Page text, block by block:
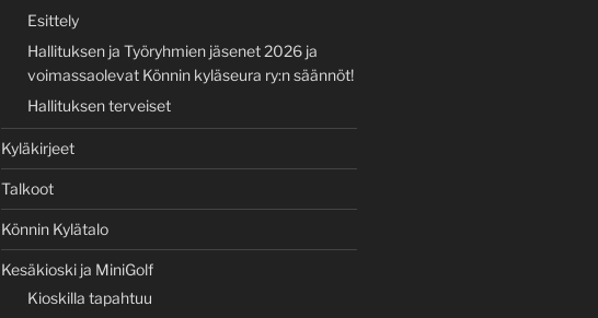
Esittely
Hallituksen ja Työryhmien jäsenet 2026 ja
voimassaolevat Könnin kyläseura ry:n säännöt!
Hallituksen terveiset
Kyläkirjeet
Talkoot
Könnin Kylätalo
Kesäkioski ja MiniGolf
Kioskilla tapahtuu